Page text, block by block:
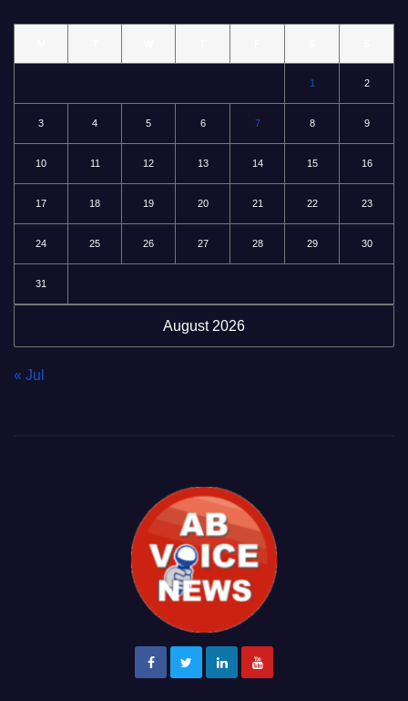
August 2026
1 2
3 4 5 6 7 8 9
10 11 12 13 14 15 16
17 18 19 20 21 22 23
24 25 26 27 28 29 30
31
« Jul